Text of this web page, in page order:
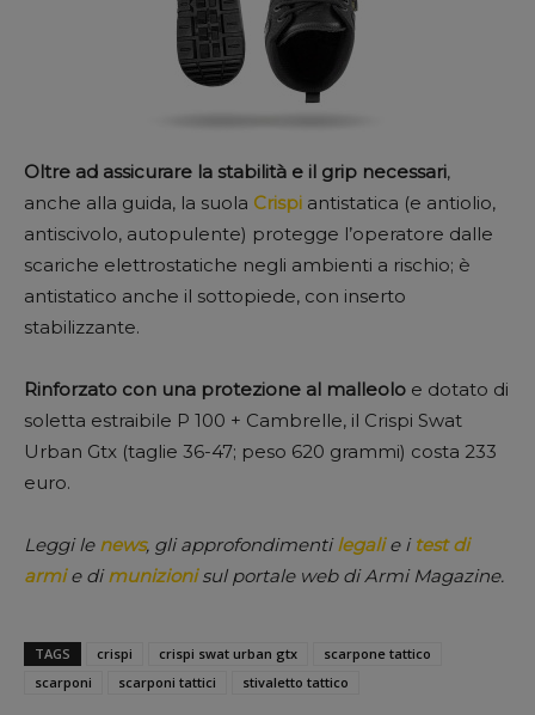
Oltre ad assicurare la stabilità e il grip necessari,
anche alla guida, la suola Crispi antistatica (e antiolio,
antiscivolo, autopulente) protegge l’operatore dalle
scariche elettrostatiche negli ambienti a rischio; è
antistatico anche il sottopiede, con inserto
stabilizzante.
Rinforzato con una protezione al malleolo e dotato di
soletta estraibile P 100 + Cambrelle, il Crispi Swat
Urban Gtx (taglie 36-47; peso 620 grammi) costa 233
euro.
Leggi le news, gli approfondimentilegali e i test di
armie dimunizioni sul portale web di Armi Magazine.
TAGS crispi crispi swat urban gtx
scarpone tattico
scarponi
scarponi tattici stivaletto tattico